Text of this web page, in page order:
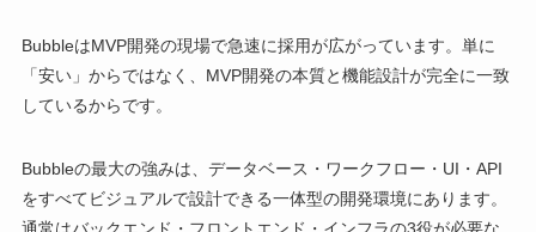
BubbleはMVP開発の現場で急速に採用が広がっています。単に
「安い」からではなく、MVP開発の本質と機能設計が完全に一致
しているからです。
Bubbleの最大の強みは、データベース・ワークフロー・UI・API
をすべてビジュアルで設計できる一体型の開発環境にあります。